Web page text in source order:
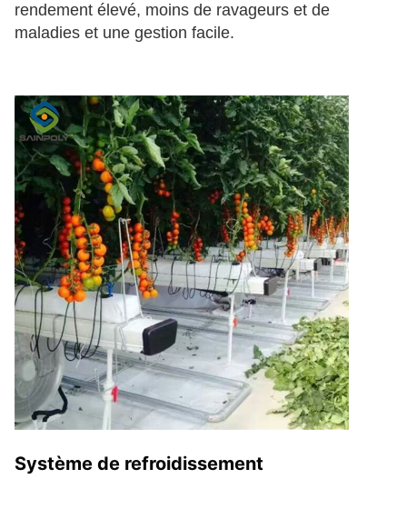
rendement élevé, moins de ravageurs et de
maladies et une gestion facile.
Système de refroidissement